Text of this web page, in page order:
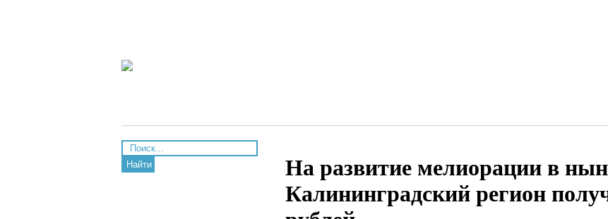
Найти
На развитие мелиорации в
Калининградский регион